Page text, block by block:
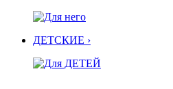
ДЕТСКИЕ ›